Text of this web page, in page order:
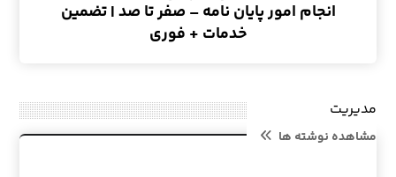
انجام امور پایان نامه – صفر تا صد | تضمین
خدمات + فوری
مدیریت
مشاهده نوشته ها